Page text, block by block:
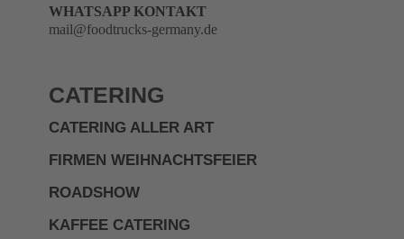
WHATSAPP KONTAKT
mail@foodtrucks-germany.de
CATERING
CATERING ALLER ART
FIRMEN WEIHNACHTSFEIER
ROADSHOW
KAFFEE CATERING